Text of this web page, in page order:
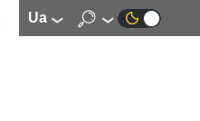
ua